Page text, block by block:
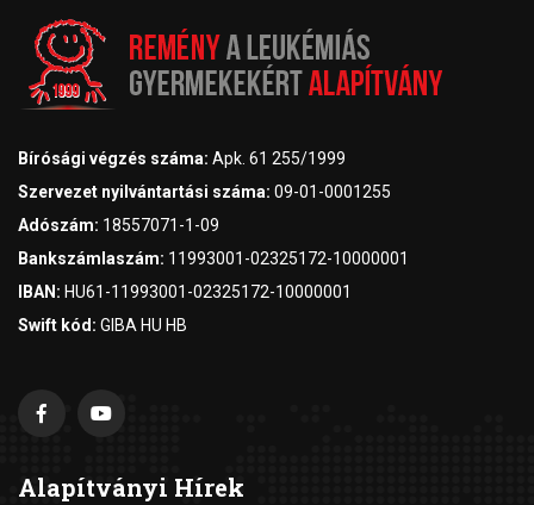
Bírósági végzés száma: Apk. 61 255/1999
Szervezet nyilvántartási száma: 09-01-0001255
Adószám: 18557071-1-09
Bankszámlaszám: 11993001-02325172-10000001
IBAN: HU61-11993001-02325172-10000001
Swift kód: GIBA HU HB
Alapítványi Hírek